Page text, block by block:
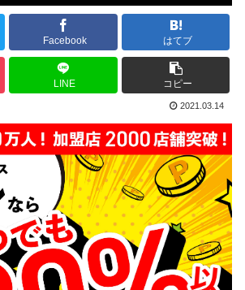
Facebook はてブ
LINE コピー
2021.03.14